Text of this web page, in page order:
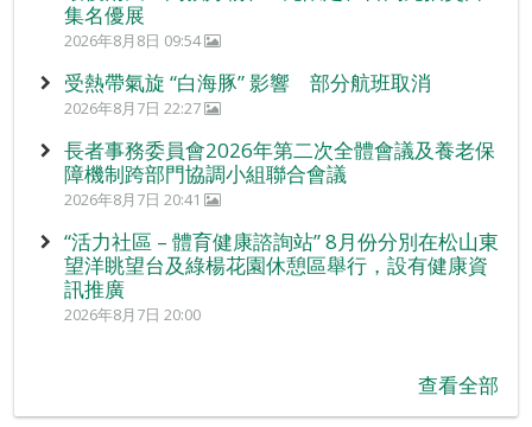
集名優展
2026年8月8日 09:54
受熱帶氣旋 “白海豚” 影響 部分航班取消
2026年8月7日 22:27
長者事務委員會2026年第二次全體會議及養老保
障機制跨部門協調小組聯合會議
2026年8月7日 20:41
“活力社區 – 體育健康諮詢站” 8月份分別在松山東
望洋眺望台及綠楊花園休憩區舉行，設有健康資
訊推廣
2026年8月7日 20:00
查看全部